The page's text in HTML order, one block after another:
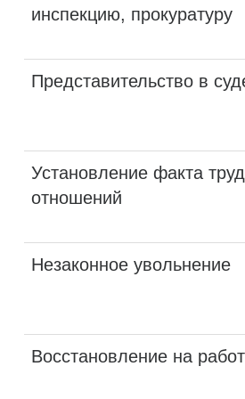
инспекцию, прокуратуру
Представительство в
Установление факта
отношений
Незаконное увольнение
Восстановление на